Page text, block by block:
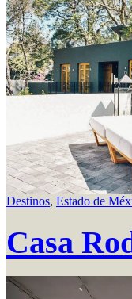
Destinos, Estado de
Casa